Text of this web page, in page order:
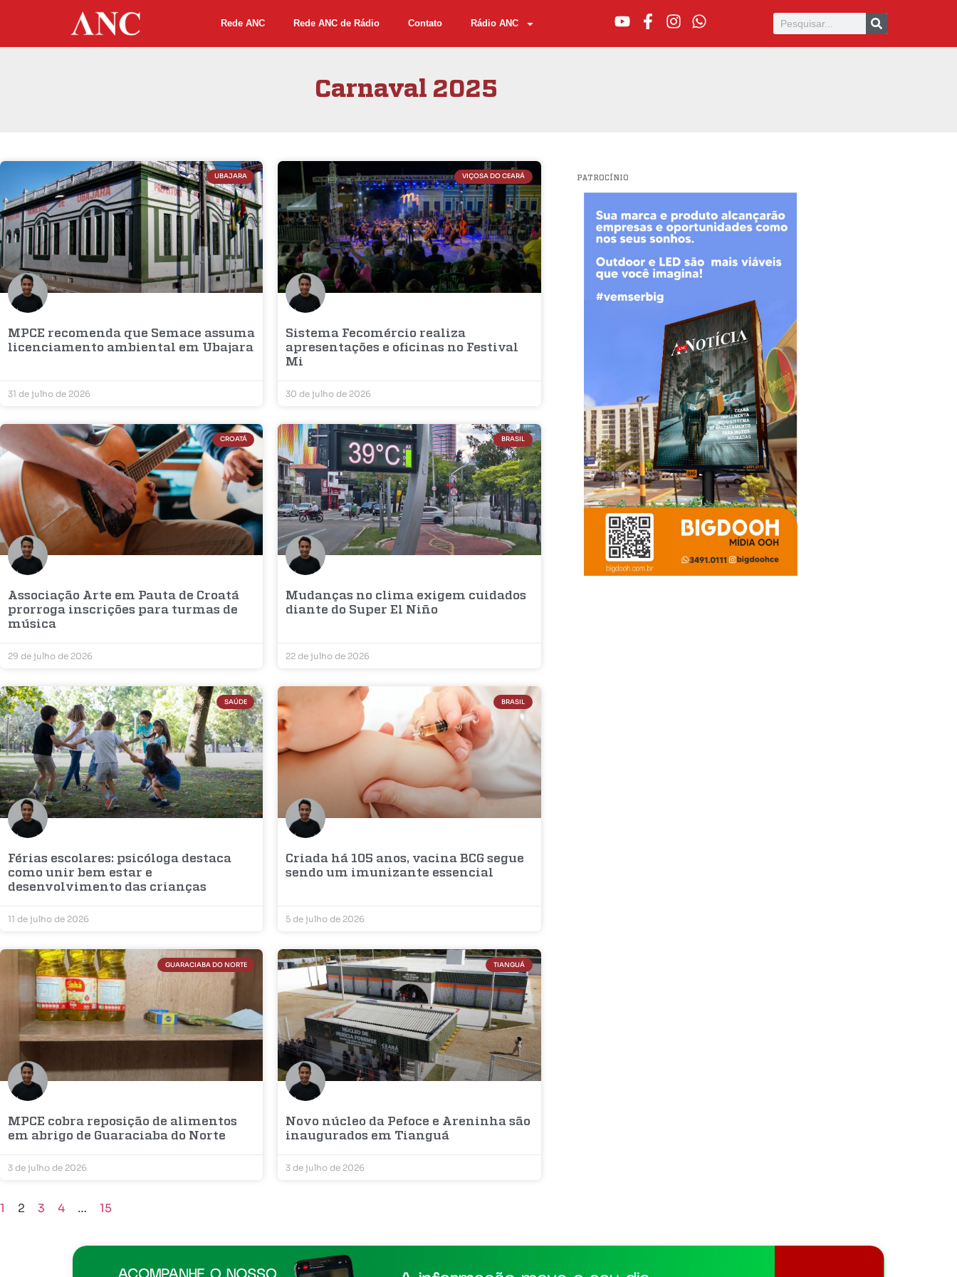
Rede ANC Rede ANC de Rádio Contato Rádio ANC
Carnaval 2025
UBAJARA
MPCE recomenda que Semace assuma
licenciamento ambiental em Ubajara
31 de julho de 2026
VIÇOSA DO CEARÁ
Sistema Fecomércio realiza
apresentações e oficinas no Festival
Mi
30 de julho de 2026
CROATÁ
Associação Arte em Pauta de Croatá
prorroga inscrições para turmas de
música
29 de julho de 2026
BRASIL
Mudanças no clima exigem cuidados
diante do Super El Niño
22 de julho de 2026
SAÚDE
Férias escolares: psicóloga destaca
como unir bem estar e
desenvolvimento das crianças
11 de julho de 2026
BRASIL
Criada há 105 anos, vacina BCG segue
sendo um imunizante essencial
5 de julho de 2026
GUARACIABA DO NORTE
MPCE cobra reposição de alimentos
em abrigo de Guaraciaba do Norte
3 de julho de 2026
TIANGUÁ
Novo núcleo da Pefoce e Areninha são
inaugurados em Tianguá
3 de julho de 2026
1 2 3 4 … 15
PATROCÍNIO